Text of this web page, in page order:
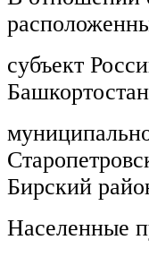
субъект
Башкортостан
Бирский
Населенные